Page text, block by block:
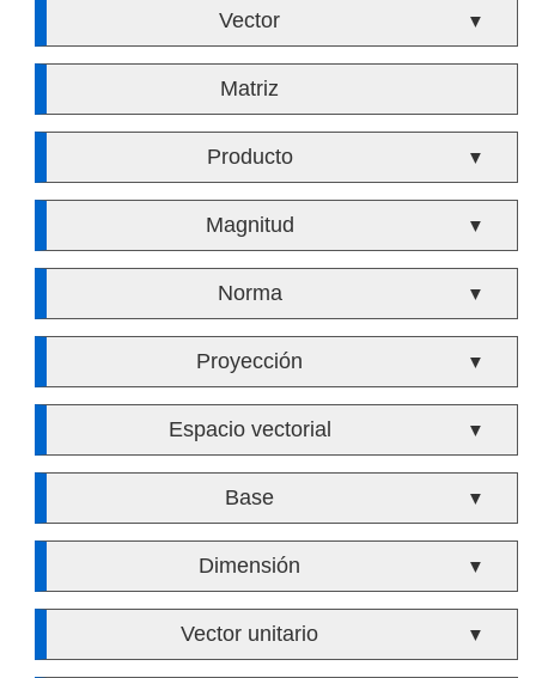
Vector ▼
Matriz
Producto ▼
Magnitud ▼
Norma ▼
Proyección ▼
Espacio vectorial ▼
Base ▼
Dimensión ▼
Vector unitario ▼